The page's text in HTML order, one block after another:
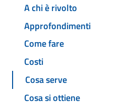
A chi è rivolto
Approfondimenti
Come fare
Costi
Cosa serve
Cosa si ottiene